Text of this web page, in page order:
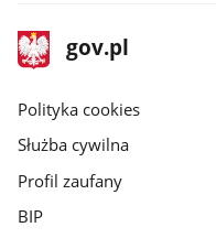
stopka
gov.pl
Strona
gov.pl
gov.pl
Polityka cookies
Służba cywilna
Profil zaufany
BIP